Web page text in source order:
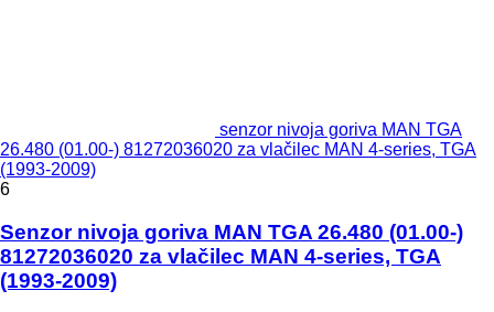
senzor nivoja goriva MAN TGA
26.480 (01.00-) 81272036020 za vlačilec MAN 4-series, TGA
(1993-2009)
6
Senzor nivoja goriva MAN TGA 26.480 (01.00-)
81272036020 za vlačilec MAN 4-series, TGA
(1993-2009)